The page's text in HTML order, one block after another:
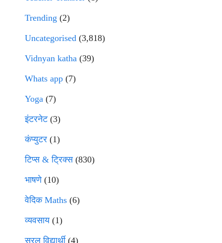
Trending (2)
Uncategorised (3,818)
Vidnyan katha (39)
Whats app (7)
Yoga (7)
इंटरनेट(3)
कंप्युटर (1)
टिप्स & ट्रिक्स(830)
भाषणे(10)
वेदिक Maths (6)
व्यवसाय(1)
सरल विद्यार्थी(4)